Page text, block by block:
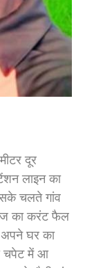
दूर
लाइन का
चलते गांव
का करंट फैल
अपने घर का
चपेट में आ